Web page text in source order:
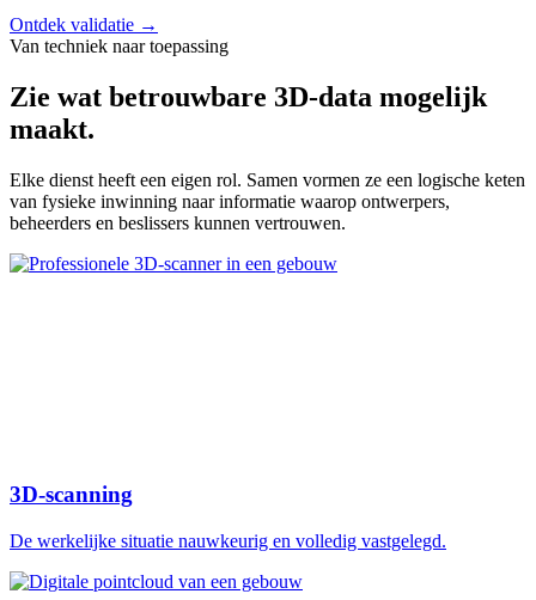
Ontdek validatie →
Van techniek naar toepassing
Zie wat betrouwbare 3D-data mogelijk
maakt.
Elke dienst heeft een eigen rol. Samen vormen ze een logische keten
van fysieke inwinning naar informatie waarop ontwerpers,
beheerders en beslissers kunnen vertrouwen.
3D-scanning
De werkelijke situatie nauwkeurig en volledig vastgelegd.